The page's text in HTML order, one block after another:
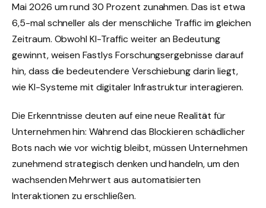
Mai 2026 um rund 30 Prozent zunahmen. Das ist etwa
6,5-mal schneller als der menschliche Traffic im gleichen
Zeitraum. Obwohl KI-Traffic weiter an Bedeutung
gewinnt, weisen Fastlys Forschungsergebnisse darauf
hin, dass die bedeutendere Verschiebung darin liegt,
wie KI-Systeme mit digitaler Infrastruktur interagieren.
Die Erkenntnisse deuten auf eine neue Realität für
Unternehmen hin: Während das Blockieren schädlicher
Bots nach wie vor wichtig bleibt, müssen Unternehmen
zunehmend strategisch denken und handeln, um den
wachsenden Mehrwert aus automatisierten
Interaktionen zu erschließen.